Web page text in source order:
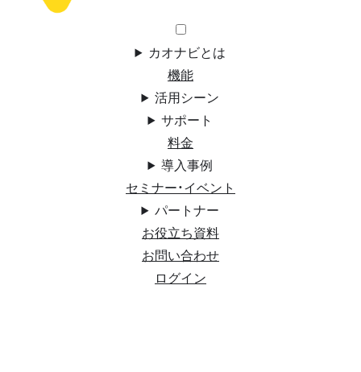
カオナビとは
機能
活用シーン
サポート
料金
導入事例
セミナー・イベント
パートナー
お役立ち資料
お問い合わせ
ログイン